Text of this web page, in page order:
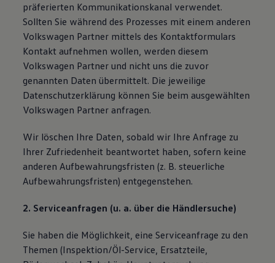
präferierten Kommunikationskanal verwendet.
Sollten Sie während des Prozesses mit einem anderen
Volkswagen Partner mittels des Kontaktformulars
Kontakt aufnehmen wollen, werden diesem
Volkswagen Partner und nicht uns die zuvor
genannten Daten übermittelt. Die jeweilige
Datenschutzerklärung können Sie beim ausgewählten
Volkswagen Partner anfragen.
Wir löschen Ihre Daten, sobald wir Ihre Anfrage zu
Ihrer Zufriedenheit beantwortet haben, sofern keine
anderen Aufbewahrungsfristen (z. B. steuerliche
Aufbewahrungsfristen) entgegenstehen.
2. Serviceanfragen (u. a. über die Händlersuche)
Sie haben die Möglichkeit, eine Serviceanfrage zu den
Themen (Inspektion/Öl-Service, Ersatzteile,